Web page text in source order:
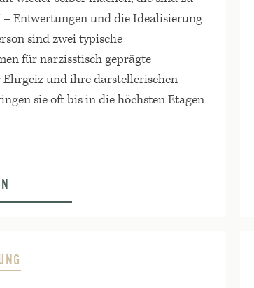
– Entwertungen und die Idealisierung
sind zwei typische
für narzisstisch geprägte
und ihre darstellerischen
sie oft bis in die höchsten Etagen